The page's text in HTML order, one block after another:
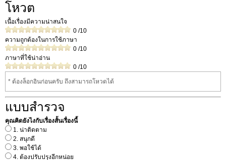
โหวต
เนื้อเรื่องมีความน่าสนใจ
0 /10
ความถูกต้องในการใช้ภาษา
0 /10
ภาษาที่ใช้น่าอ่าน
0 /10
* ต้องล็อกอินก่อนครับ ถึงสามารถโหวดได้
แบบสำรวจ
คุณคิดยังไงกับเรื่องสั้นเรื่องนี้
1. น่าติดตาม
2. สนุกดี
3. พอใช้ได้
4. ต้องปรับปรุงอีกหน่อย